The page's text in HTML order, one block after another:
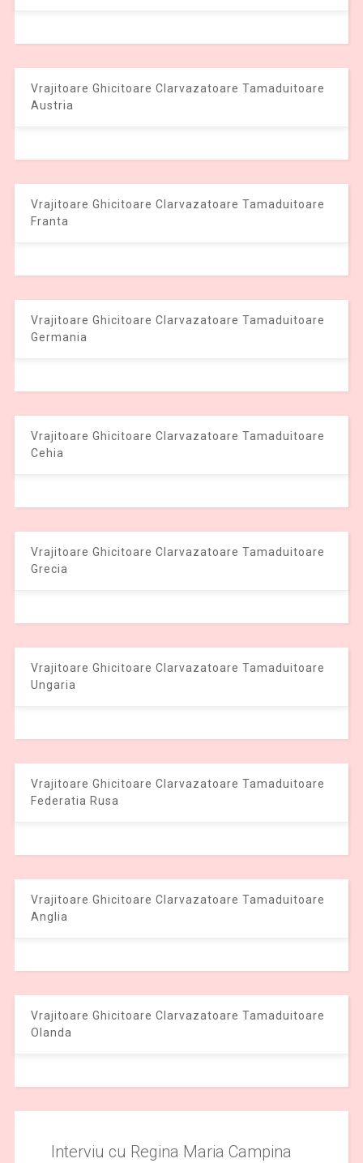
Vrajitoare Ghicitoare Clarvazatoare Tamaduitoare
Austria
Vrajitoare Ghicitoare Clarvazatoare Tamaduitoare
Franta
Vrajitoare Ghicitoare Clarvazatoare Tamaduitoare
Germania
Vrajitoare Ghicitoare Clarvazatoare Tamaduitoare
Cehia
Vrajitoare Ghicitoare Clarvazatoare Tamaduitoare
Grecia
Vrajitoare Ghicitoare Clarvazatoare Tamaduitoare
Ungaria
Vrajitoare Ghicitoare Clarvazatoare Tamaduitoare
Federatia Rusa
Vrajitoare Ghicitoare Clarvazatoare Tamaduitoare
Anglia
Vrajitoare Ghicitoare Clarvazatoare Tamaduitoare
Olanda
Interviu cu Regina Maria Campina